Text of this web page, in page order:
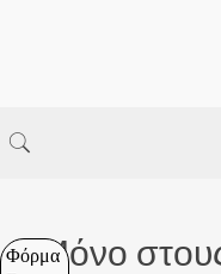
Φόρμα Μόνο